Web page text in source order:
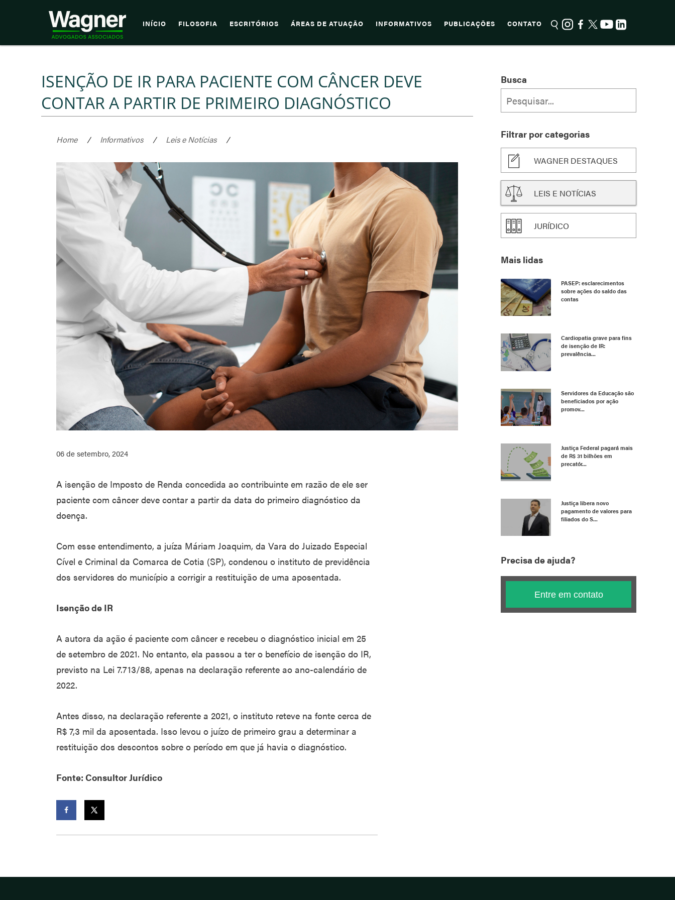
INÍCIO FILOSOFIA ESCRITÓRIOS ÁREAS DE ATUAÇÃO INFORMATIVOS PUBLICAÇÕES CONTATO
ISENÇÃO DE IR PARA PACIENTE COM CÂNCER DEVE
CONTAR A PARTIR DE PRIMEIRO DIAGNÓSTICO
Home / Informativos / Leis e Notícias /
06 de setembro, 2024
A isenção de Imposto de Renda concedida ao contribuinte em razão de ele ser
paciente com câncer deve contar a partir da data do primeiro diagnóstico da
doença.
Com esse entendimento, a juíza Máriam Joaquim, da Vara do Juizado Especial
Cível e Criminal da Comarca de Cotia (SP), condenou o instituto de previdência
dos servidores do município a corrigir a restituição de uma aposentada.
Isenção de IR
A autora da ação é paciente com câncer e recebeu o diagnóstico inicial em 25
de setembro de 2021. No entanto, ela passou a ter o benefício de isenção do IR,
previsto na Lei 7.713/88, apenas na declaração referente ao ano-calendário de
2022.
Antes disso, na declaração referente a 2021, o instituto reteve na fonte cerca de
R$ 7,3 mil da aposentada. Isso levou o juízo de primeiro grau a determinar a
restituição dos descontos sobre o período em que já havia o diagnóstico.
Fonte: Consultor Jurídico
Busca
Filtrar por categorias
WAGNER DESTAQUES
LEIS E NOTÍCIAS
JURÍDICO
Mais lidas
PASEP: esclarecimentos
sobre ações do saldo das
contas
Cardiopatia grave para fins
de isenção de IR:
prevalência...
Servidores da Educação são
beneficiados por ação
promov...
Justiça Federal pagará mais
de R$ 31 bilhões em
precatór...
Justiça libera novo
pagamento de valores para
filiados do S...
Precisa de ajuda?
Entre em contato